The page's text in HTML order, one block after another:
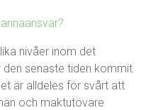
nivåer inom det
senaste tiden kommit
är alldeles för svårt att
och maktutövare